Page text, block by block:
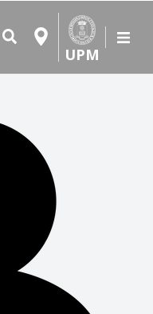
UPM